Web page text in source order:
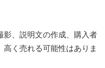
影、説明文の作成、購入者
く売れる可能性はありま